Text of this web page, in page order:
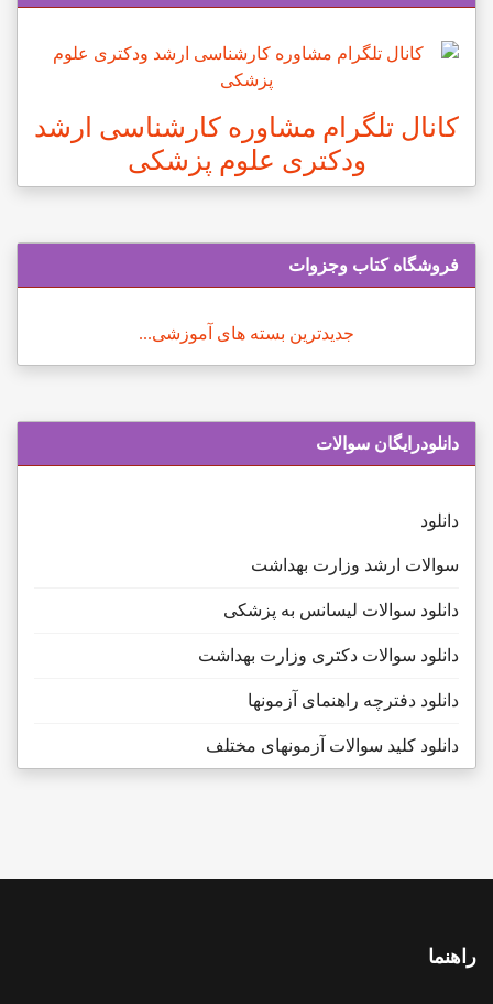
کانال تلگرام مشاوره کارشناسی ارشد
ودکتری علوم پزشکی
فروشگاه کتاب وجزوات
جدیدترین بسته های آموزشی...
دانلودرایگان سوالات
دانلود
سوالات ارشد وزارت بهداشت
دانلود سوالات لیسانس به پزشکی
دانلود سوالات دکتری وزارت بهداشت
دانلود دفترچه راهنمای آزمونها
دانلود کلید سوالات آزمونهای مختلف
راهنما